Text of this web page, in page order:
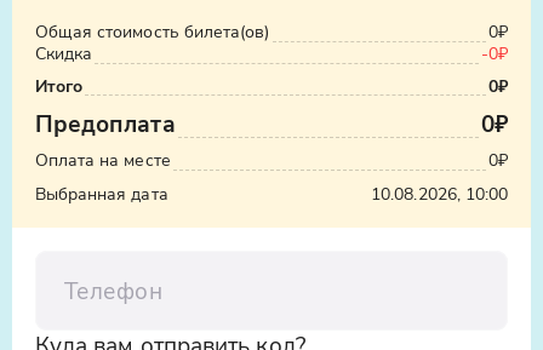
Узнать стоимость такси
ООО «Яндекс.Такси», ИНН: 7704340310,
Общая стоимость билета(ов)
0₽
Скидка
-0₽
Итого
0₽
Предоплата 0₽
Оплата на месте
0₽
Выбранная дата
10.08.2026, 10:00